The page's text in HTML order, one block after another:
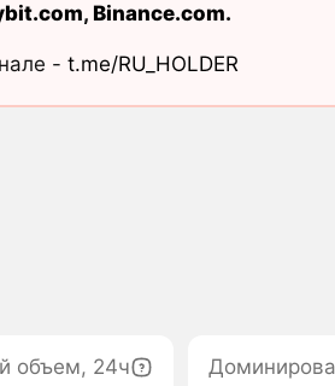
, Binance.com.
- t.me/RU_HOLDER
объем, 24ч